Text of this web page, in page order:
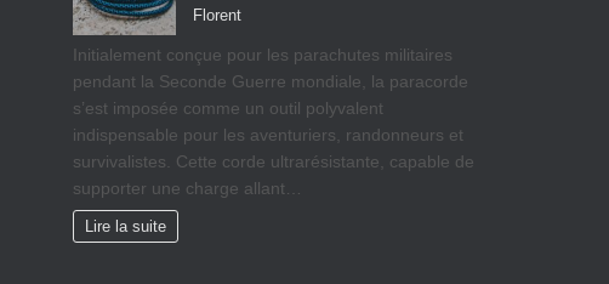
Florent
Initialement conçue pour les parachutes militaires
pendant la Seconde Guerre mondiale, la paracorde
s’est imposée comme un outil polyvalent
indispensable pour les aventuriers, randonneurs et
survivalistes. Cette corde ultrarésistante, capable de
supporter une charge allant…
Lire la suite